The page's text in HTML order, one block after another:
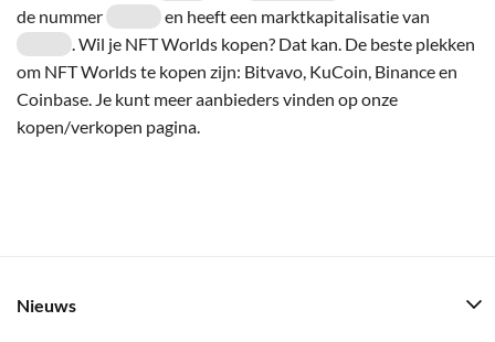
de nummer
en heeft een marktkapitalisatie van
. Wil je NFT Worlds kopen? Dat kan. De beste plekken
om NFT Worlds te kopen zijn: Bitvavo, KuCoin, Binance en
Coinbase. Je kunt meer aanbieders vinden op onze
kopen/verkopen pagina.
Nieuws